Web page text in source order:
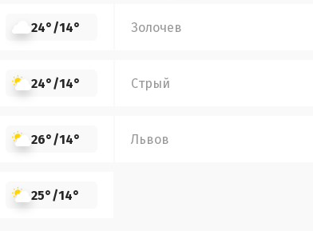
24°/14° Золочев
24°/14° Стрый
26°/14° Львов
25°/14°